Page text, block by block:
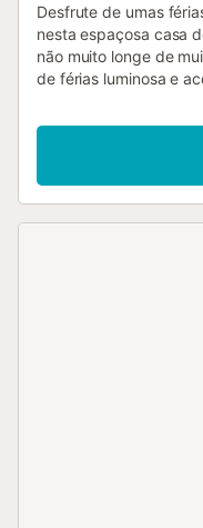
Desfrute de umas
nesta espaçosa casa
não muito longe de
de férias luminosa e
família numerosa ou
deliciosas tapas e
longa mesa de jantar.
Tinto de Verano e